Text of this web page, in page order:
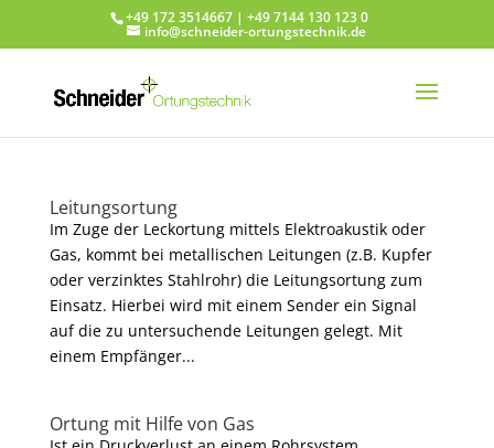
+49 172 3514667 | +49 7144 130 123 0
info@schneider-ortungstechnik.de
Leitungsortung
Im Zuge der Leckortung mittels Elektroakustik oder
Gas, kommt bei metallischen Leitungen (z.B. Kupfer
oder verzinktes Stahlrohr) die Leitungsortung zum
Einsatz. Hierbei wird mit einem Sender ein Signal
auf die zu untersuchende Leitungen gelegt. Mit
einem Empfänger...
Ortung mit Hilfe von Gas